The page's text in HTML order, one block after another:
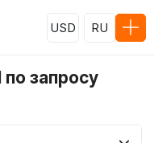
USD RU
по запросу